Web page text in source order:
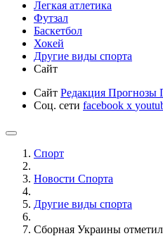
Легкая атлетика
Футзал
Баскетбол
Хокей
Другие виды спорта
Сайт
Сайт Редакция Прогнозы
Соц. сети facebook x
Спорт
Новости Cпорта
Другие виды спорта
Сборная Украины